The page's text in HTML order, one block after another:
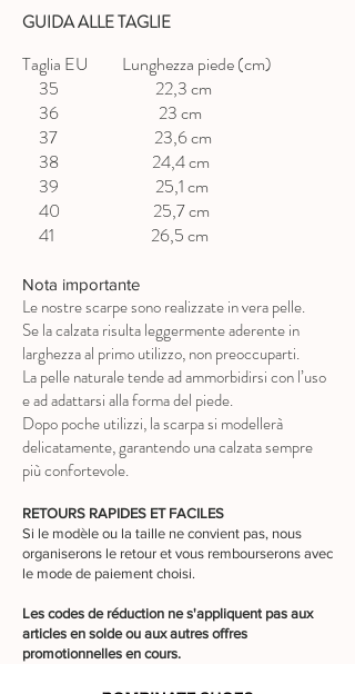
GUIDA ALLE TAGLIE
Taglia EU Lunghezza piede (cm)
35 22,3 cm
36 23 cm
37 23,6 cm
38 24,4 cm
39 25,1 cm
40 25,7 cm
41 26,5 cm
Nota importante
Le nostre scarpe sono realizzate in vera pelle.
Se la calzata risulta leggermente aderente in
larghezza al primo utilizzo, non preoccuparti.
La pelle naturale tende ad ammorbidirsi con l’uso
e ad adattarsi alla forma del piede.
Dopo poche utilizzi, la scarpa si modellerà
delicatamente, garantendo una calzata sempre
più confortevole.
RETOURS RAPIDES ET FACILES
Si le modèle ou la taille ne convient pas, nous
organiserons le retour et vous rembourserons avec
le mode de paiement choisi.
Les codes de réduction ne s'appliquent pas aux
articles en solde ou aux autres offres
promotionnelles en cours.